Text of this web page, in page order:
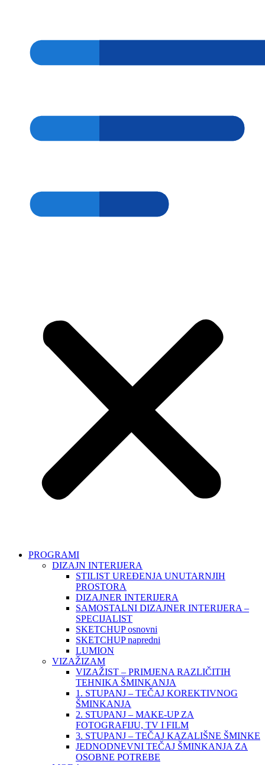
PROGRAMI
DIZAJN INTERIJERA
STILIST UREĐENJA UNUTARNJIH
PROSTORA
DIZAJNER INTERIJERA
SAMOSTALNI DIZAJNER INTERIJERA –
SPECIJALIST
SKETCHUP osnovni
SKETCHUP napredni
LUMION
VIZAŽIZAM
VIZAŽIST – PRIMJENA RAZLIČITIH
TEHNIKA ŠMINKANJA
1. STUPANJ – TEČAJ KOREKTIVNOG
ŠMINKANJA
2. STUPANJ – MAKE-UP ZA
FOTOGRAFIJU, TV I FILM
3. STUPANJ – TEČAJ KAZALIŠNE ŠMINKE
JEDNODNEVNI TEČAJ ŠMINKANJA ZA
OSOBNE POTREBE